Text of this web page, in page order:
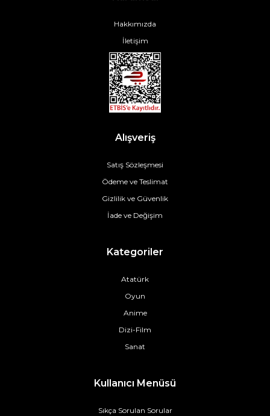
Hakkımızda
İletişim
Alışveriş
Satış Sözleşmesi
Ödeme ve Teslimat
Gizlilik ve Güvenlik
İade ve Değişim
Kategoriler
Atatürk
Oyun
Anime
Dizi-Film
Sanat
Kullanıcı Menüsü
Sıkça Sorulan Sorular